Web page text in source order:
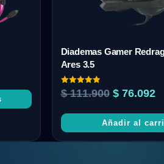
Diademas Gamer
Ares 3.5
Valorado
con
de 5
$111.900 $76.092
Añadir al